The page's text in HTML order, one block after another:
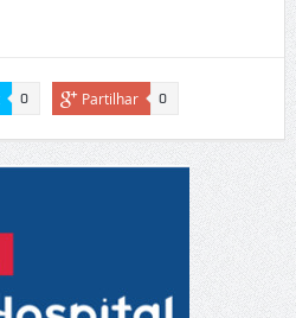
0 Partilhar 0